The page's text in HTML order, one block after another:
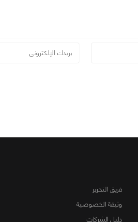
فريق التحرير
وثيقة الخصوصية
دليل الشركات